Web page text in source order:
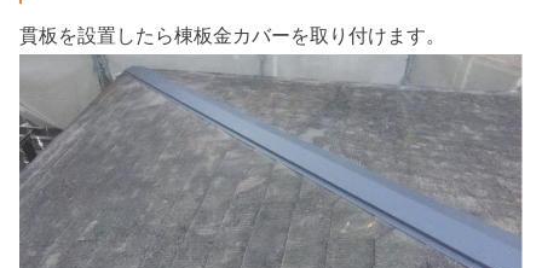
貫板を設置したら棟板金カバーを取り付けます。